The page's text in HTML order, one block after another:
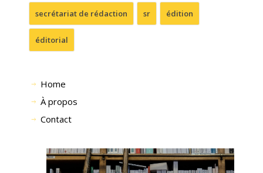
secrétariat de rédaction sr édition
éditorial
Home
À propos
Contact